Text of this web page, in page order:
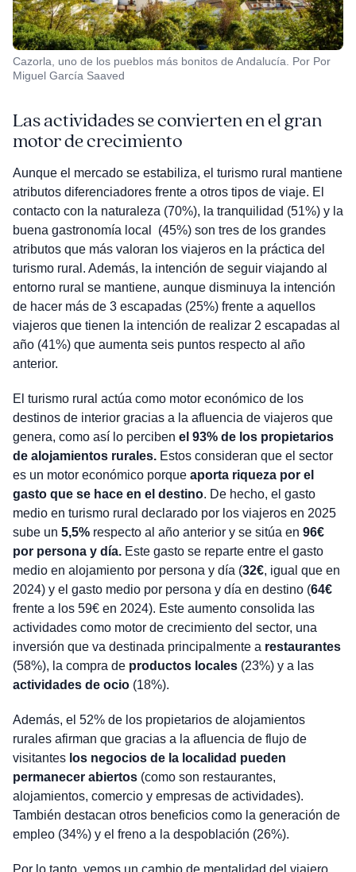
Cazorla, uno de los pueblos más bonitos de Andalucía. Por Por
Miguel García Saaved
Las actividades se convierten en el gran
motor de crecimiento
Aunque el mercado se estabiliza, el turismo rural mantiene
atributos diferenciadores frente a otros tipos de viaje. El
contacto con la naturaleza (70%), la tranquilidad (51%) y la
buena gastronomía local (45%) son tres de los grandes
atributos que más valoran los viajeros en la práctica del
turismo rural. Además, la intención de seguir viajando al
entorno rural se mantiene, aunque disminuya la intención
de hacer más de 3 escapadas (25%) frente a aquellos
viajeros que tienen la intención de realizar 2 escapadas al
año (41%) que aumenta seis puntos respecto al año
anterior.
El turismo rural actúa como motor económico de los
destinos de interior gracias a la afluencia de viajeros que
genera, como así lo perciben el 93% de los propietarios
de alojamientos rurales. Estos consideran que el sector
es un motor económico porque aporta riqueza por el
gasto que se hace en el destino. De hecho, el gasto
medio en turismo rural declarado por los viajeros en 2025
sube un 5,5%respecto al año anterior y se sitúa en 96€
por persona y día. Este gasto se reparte entre el gasto
medio en alojamiento por persona y día (32€, igual que en
2024) y el gasto medio por persona y día en destino (64€
frente a los 59€ en 2024). Este aumento consolida las
actividades como motor de crecimiento del sector, una
inversión que va destinada principalmente a restaurantes
(58%), la compra deproductos locales(23%) y a las
actividades de ocio (18%).
Además, el 52% de los propietarios de alojamientos
rurales afirman que gracias a la afluencia de flujo de
visitantes los negocios de la localidad pueden
permanecer abiertos(como son restaurantes,
alojamientos, comercio y empresas de actividades).
También destacan otros beneficios como la generación de
empleo (34%) y el freno a la despoblación (26%).